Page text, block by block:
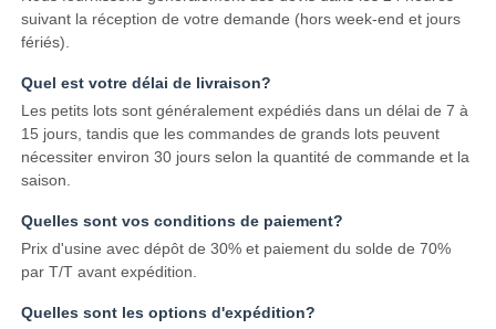
suivant la réception de votre demande (hors week-end et jours
fériés).
Quel est votre délai de livraison?
Les petits lots sont généralement expédiés dans un délai de 7 à
15 jours, tandis que les commandes de grands lots peuvent
nécessiter environ 30 jours selon la quantité de commande et la
saison.
Quelles sont vos conditions de paiement?
Prix d'usine avec dépôt de 30% et paiement du solde de 70%
par T/T avant expédition.
Quelles sont les options d'expédition?